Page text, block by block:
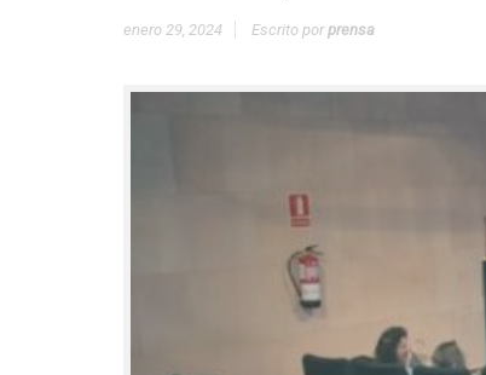
enero 29, 2024 Escrito porprensa